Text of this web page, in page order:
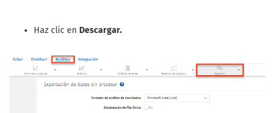
Haz clic en Descargar.